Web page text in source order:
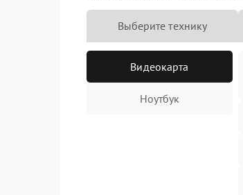
Выберите технику
Видеокарта
Ноутбук